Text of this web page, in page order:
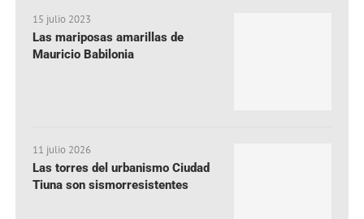
15 julio 2023
Las mariposas amarillas de
Mauricio Babilonia
11 julio 2026
Las torres del urbanismo Ciudad
Tiuna son sismorresistentes